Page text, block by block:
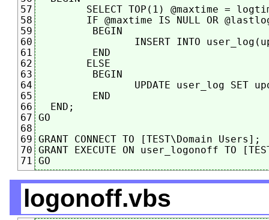
57
58
59
60
61
62
63
64
65
66
67
68
69
70
71
  END;
GO
GRANT CONNECT TO [TEST\Domain Users];
GRANT EXECUTE ON user_logonoff TO
logonoff.vbs